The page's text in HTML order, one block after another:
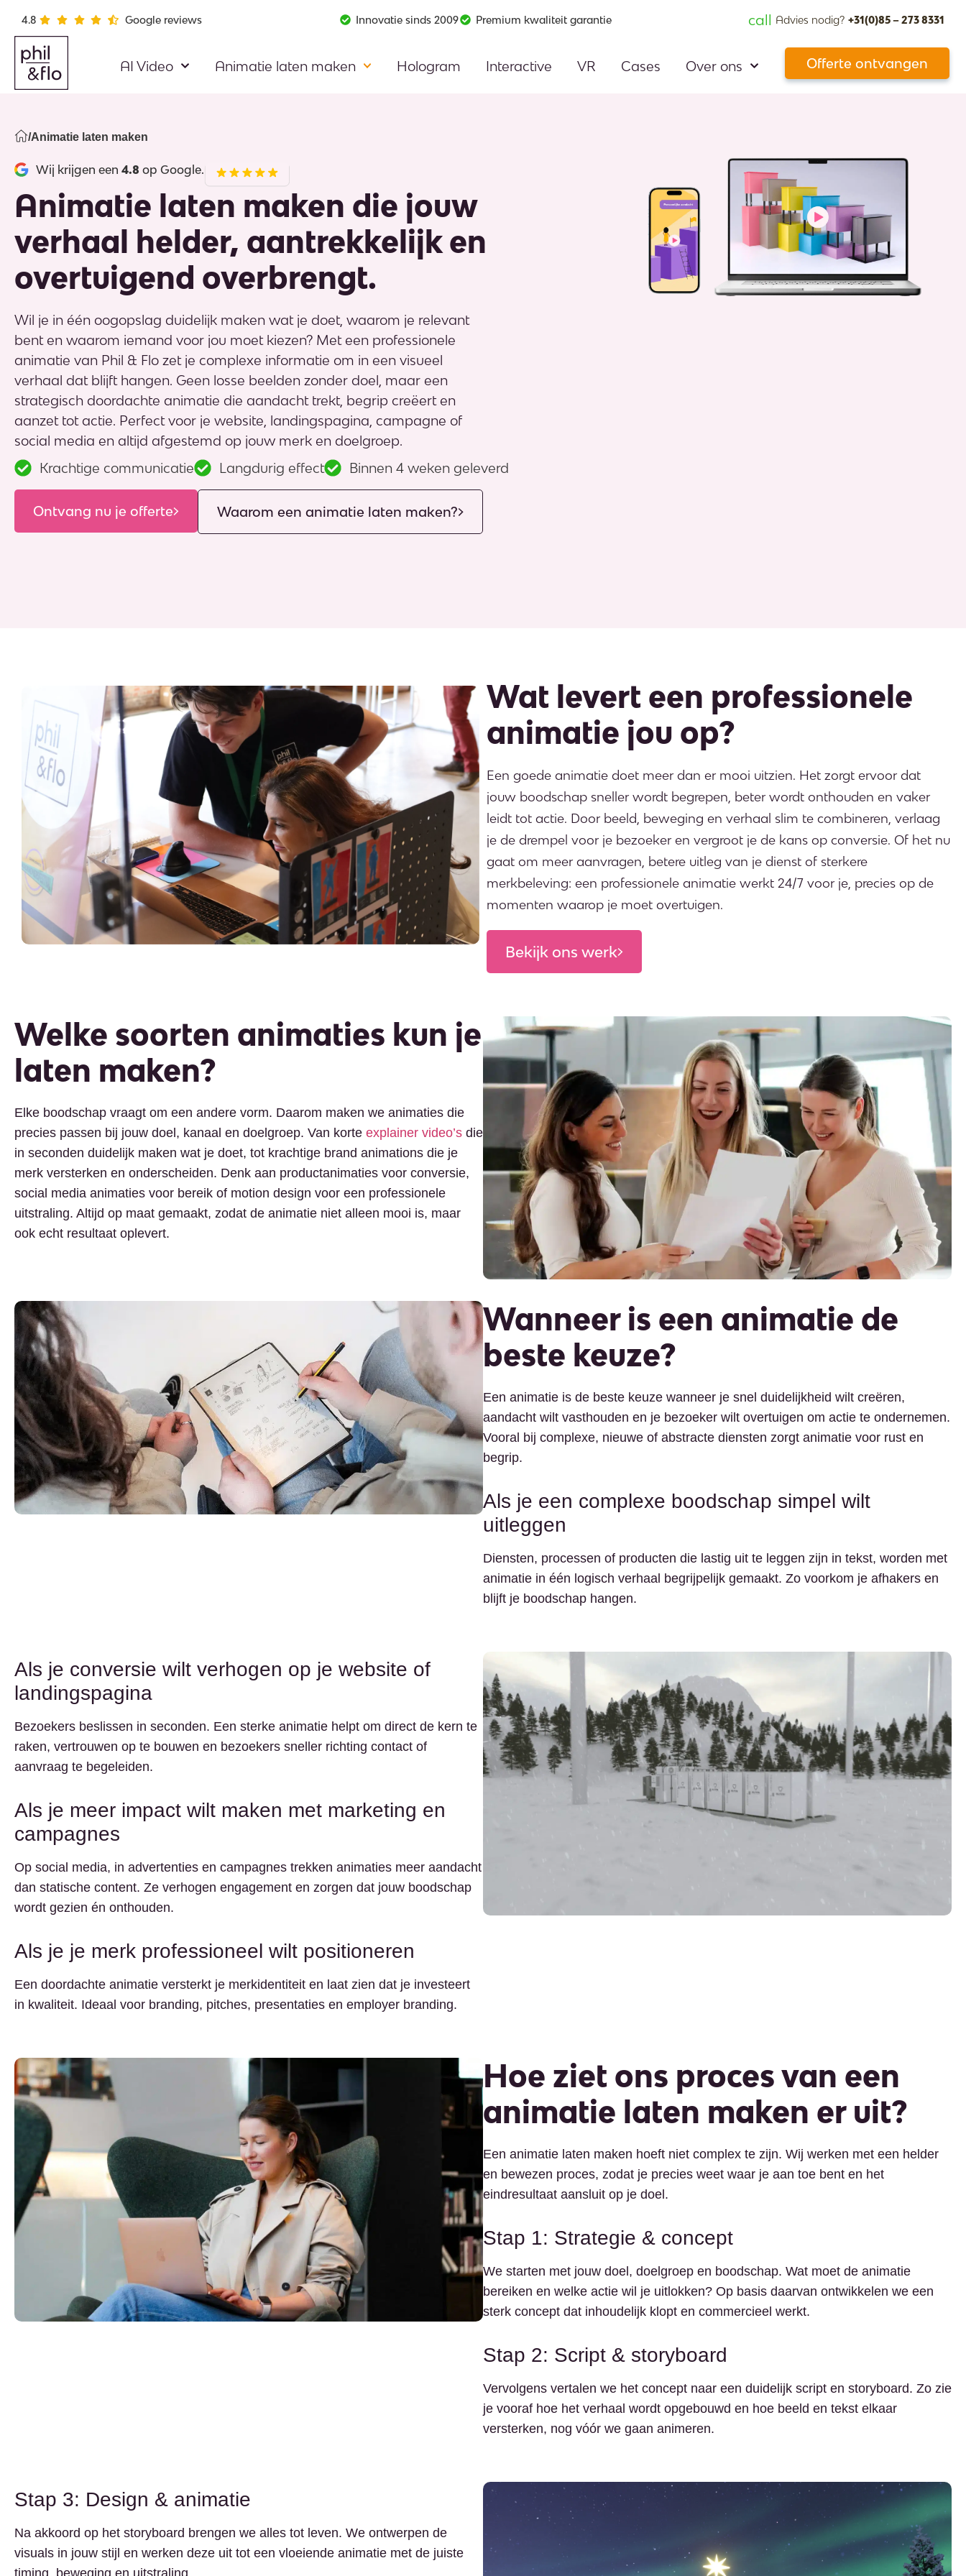
4.8 Google reviews Innovatie sinds 2009 Premium kwaliteit garantie call Advies nodig? +31(0)85 – 273 8331
AI Video Animatie laten maken Hologram Interactive VR Cases Over ons Offerte ontvangen
/Animatie laten maken
Wij krijgen een 4.8 op Google.
Animatie laten maken die jouw
verhaal helder, aantrekkelijk en
overtuigend overbrengt.
Wil je in één oogopslag duidelijk maken wat je doet, waarom je relevant
bent en waarom iemand voor jou moet kiezen? Met een professionele
animatie van Phil & Flo zet je complexe informatie om in een visueel
verhaal dat blijft hangen. Geen losse beelden zonder doel, maar een
strategisch doordachte animatie die aandacht trekt, begrip creëert en
aanzet tot actie. Perfect voor je website, landingspagina, campagne of
social media en altijd afgestemd op jouw merk en doelgroep.
Krachtige communicatie
Langdurig effect Binnen 4 weken geleverd
Ontvang nu je offerte Waarom een animatie laten maken?
Wat levert een professionele
animatie jou op?
Een goede animatie doet meer dan er mooi uitzien. Het zorgt ervoor dat
jouw boodschap sneller wordt begrepen, beter wordt onthouden en vaker
leidt tot actie. Door beeld, beweging en verhaal slim te combineren, verlaag
je de drempel voor je bezoeker en vergroot je de kans op conversie. Of het nu
gaat om meer aanvragen, betere uitleg van je dienst of sterkere
merkbeleving: een professionele animatie werkt 24/7 voor je, precies op de
momenten waarop je moet overtuigen.
Bekijk ons werk
Welke soorten animaties kun je
laten maken?
Elke boodschap vraagt om een andere vorm. Daarom maken we animaties die
precies passen bij jouw doel, kanaal en doelgroep. Van korte explainer video’s die
in seconden duidelijk maken wat je doet, tot krachtige brand animations die je
merk versterken en onderscheiden. Denk aan productanimaties voor conversie,
social media animaties voor bereik of motion design voor een professionele
uitstraling. Altijd op maat gemaakt, zodat de animatie niet alleen mooi is, maar
ook echt resultaat oplevert.
Wanneer is een animatie de
beste keuze?
Een animatie is de beste keuze wanneer je snel duidelijkheid wilt creëren,
aandacht wilt vasthouden en je bezoeker wilt overtuigen om actie te ondernemen.
Vooral bij complexe, nieuwe of abstracte diensten zorgt animatie voor rust en
begrip.
Als je een complexe boodschap simpel wilt
uitleggen
Diensten, processen of producten die lastig uit te leggen zijn in tekst, worden met
animatie in één logisch verhaal begrijpelijk gemaakt. Zo voorkom je afhakers en
blijft je boodschap hangen.
Als je conversie wilt verhogen op je website of
landingspagina
Bezoekers beslissen in seconden. Een sterke animatie helpt om direct de kern te
raken, vertrouwen op te bouwen en bezoekers sneller richting contact of
aanvraag te begeleiden.
Als je meer impact wilt maken met marketing en
campagnes
Op social media, in advertenties en campagnes trekken animaties meer aandacht
dan statische content. Ze verhogen engagement en zorgen dat jouw boodschap
wordt gezien én onthouden.
Als je je merk professioneel wilt positioneren
Een doordachte animatie versterkt je merkidentiteit en laat zien dat je investeert
in kwaliteit. Ideaal voor branding, pitches, presentaties en employer branding.
Hoe ziet ons proces van een
animatie laten maken er uit?
Een animatie laten maken hoeft niet complex te zijn. Wij werken met een helder
en bewezen proces, zodat je precies weet waar je aan toe bent en het
eindresultaat aansluit op je doel.
Stap 1: Strategie & concept
We starten met jouw doel, doelgroep en boodschap. Wat moet de animatie
bereiken en welke actie wil je uitlokken? Op basis daarvan ontwikkelen we een
sterk concept dat inhoudelijk klopt en commercieel werkt.
Stap 2: Script & storyboard
Vervolgens vertalen we het concept naar een duidelijk script en storyboard. Zo zie
je vooraf hoe het verhaal wordt opgebouwd en hoe beeld en tekst elkaar
versterken, nog vóór we gaan animeren.
Stap 3: Design & animatie
Na akkoord op het storyboard brengen we alles tot leven. We ontwerpen de
visuals in jouw stijl en werken deze uit tot een vloeiende animatie met de juiste